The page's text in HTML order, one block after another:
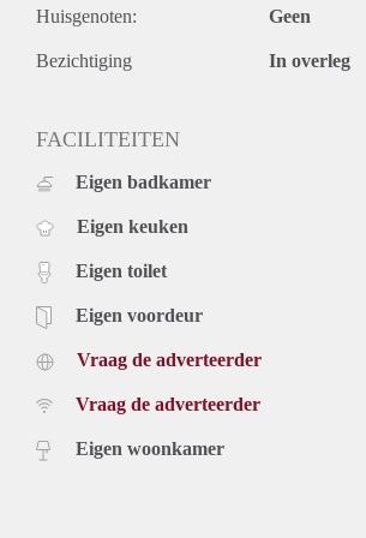
Huisgenoten: Geen
Bezichtiging In overleg
FACILITEITEN
Eigen badkamer
Eigen keuken
Eigen toilet
Eigen voordeur
Vraag de adverteerder
Vraag de adverteerder
Eigen woonkamer